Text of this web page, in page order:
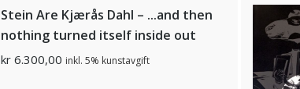
Stein Are Kjærås Dahl – ...and then
nothing turned itself inside out
kr 6.300,00 inkl. 5% kunstavgift